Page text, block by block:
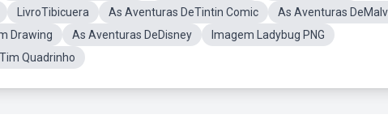
LivroTibicuera As Aventuras DeTintin Comic
As Aventuras
Drawing As Aventuras DeDisney
Imagem Ladybug PNG
Quadrinho